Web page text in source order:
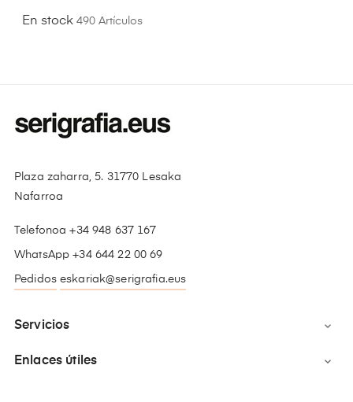
En stock 490 Artículos
Plaza zaharra, 5. 31770 Lesaka
Nafarroa
Telefonoa +34 948 637 167
WhatsApp +34 644 22 00 69
Pedidos eskariak@serigrafia.eus
Servicios 
Enlaces útiles 